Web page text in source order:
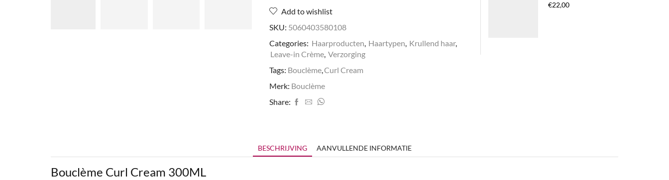
Add to wishlist
SKU: 5060403580108
Categories: Haarproducten, Haartypen, Krullend haar,
Leave-in Crème, Verzorging
Tags: Bouclème,Curl Cream
Merk: Bouclème
Share:
€22,00
BESCHRIJVING AANVULLENDE INFORMATIE
Bouclème Curl Cream 300ML